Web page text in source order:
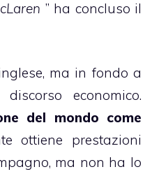
” ha concluso il
ma in fondo a
economico.
del mondo come
ottiene prestazioni
ma non ha lo